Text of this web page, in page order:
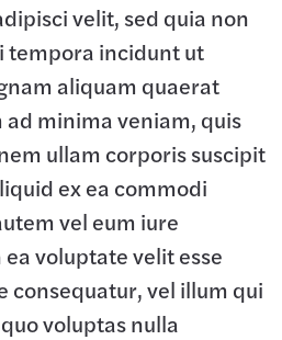
velit, sed quia non
tempora incidunt ut
aliquam quaerat
minima veniam, quis
ullam corporis suscipit
ex ea commodi
vel eum iure
voluptate velit esse
consequatur, vel illum qui
voluptas nulla